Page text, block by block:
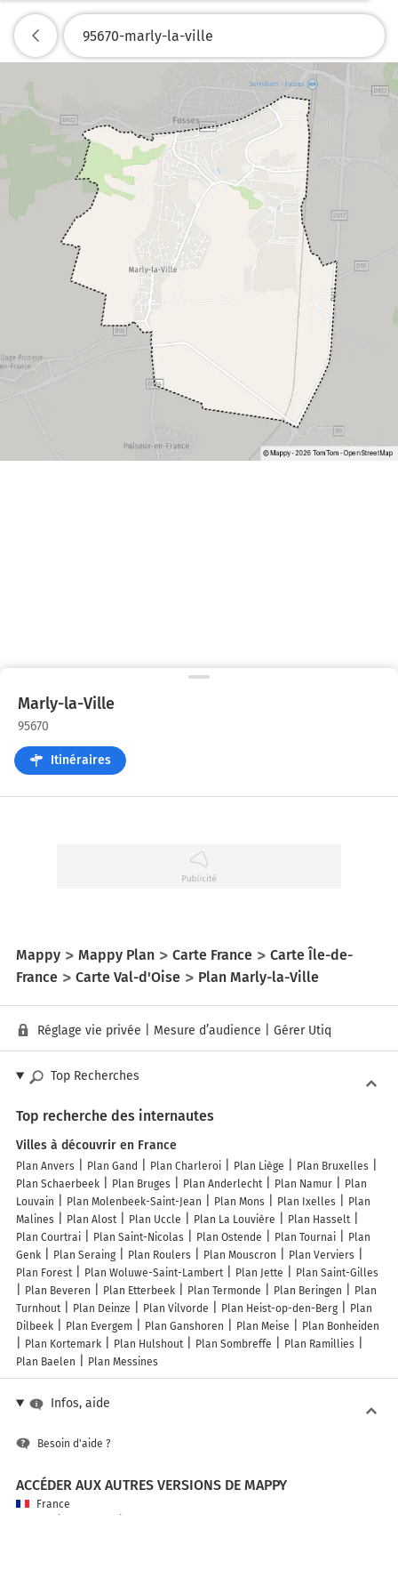
Marly-la-Ville
95670
Itinéraires
Mappy Mappy Plan Carte France
Carte Île-de-
France
Carte Val-d'Oise Plan Marly-la-Ville
Réglage vie privée Mesure d’audience Gérer Utiq
Top Recherches
Top recherche des internautes
Villes à découvrir en France
Plan Anvers Plan Gand Plan Charleroi Plan Liège
Plan Bruxelles
Plan Schaerbeek
Plan Bruges Plan Anderlecht Plan Namur
Plan
Louvain
Plan Molenbeek-Saint-Jean Plan Mons Plan Ixelles
Plan
Malines
Plan Alost Plan Uccle Plan La Louvière
Plan Hasselt
Plan Courtrai
Plan Saint-Nicolas Plan Ostende Plan Tournai
Plan
Genk
Plan Seraing Plan Roulers Plan Mouscron
Plan Verviers
Plan Forest
Plan Woluwe-Saint-Lambert Plan Jette
Plan Saint-Gilles
Plan Beveren
Plan Etterbeek Plan Termonde Plan Beringen
Plan
Turnhout
Plan Deinze Plan Vilvorde Plan Heist-op-den-Berg
Plan
Dilbeek
Plan Evergem Plan Ganshoren Plan Meise
Plan Bonheiden
Plan Kortemark
Plan Hulshout Plan Sombreffe
Plan Ramillies
Plan Baelen
Plan Messines
Infos, aide
Besoin d'aide ?
ACCÉDER AUX AUTRES VERSIONS DE MAPPY
France